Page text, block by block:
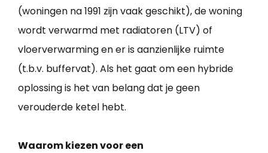
(woningen na 1991 zijn vaak geschikt), de woning
wordt verwarmd met radiatoren (LTV) of
vloerverwarming en er is aanzienlijke ruimte
(t.b.v. buffervat). Als het gaat om een hybride
oplossing is het van belang dat je geen
verouderde ketel hebt.
Waarom kiezen voor een